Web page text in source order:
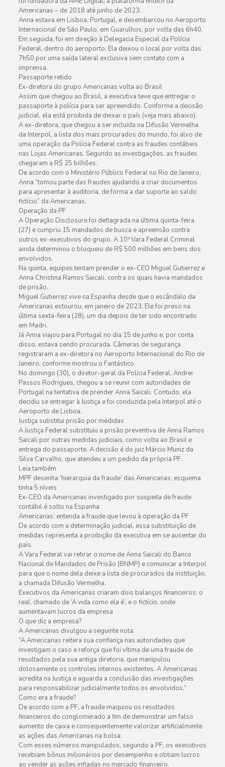
Americanas – de 2018 até junho de 2023.
Anna estava em Lisboa, Portugal, e desembarcou no Aeroporto
Internacional de São Paulo, em Guarulhos, por volta das 6h40.
Em seguida, foi em direção à Delegacia Especial da Polícia
Federal, dentro do aeroporto. Ela deixou o local por volta das
7h50 por uma saída lateral exclusiva sem contato com a
imprensa.
Passaporte retido
Ex-diretora do grupo Americanas volta ao Brasil
Assim que chegou ao Brasil, a executiva teve que entregar o
passaporte à polícia para ser apreendido. Conforme a decisão
judicial, ela está proibida de deixar o país (veja mais abaixo).
A ex-diretora, que chegou a ser incluída na Difusão Vermelha
da Interpol, a lista dos mais procurados do mundo, foi alvo de
uma operação da Polícia Federal contra as fraudes contábeis
nas Lojas Americanas. Segundo as investigações, as fraudes
chegaram a R$ 25 bilhões.
De acordo com o Ministério Público Federal no Rio de Janeiro,
Anna “tomou parte das fraudes ajudando a criar documentos
para apresentar à auditoria, de forma a dar suporte ao saldo
fictício” da Americanas.
Operação da PF
A Operação Disclosure foi deflagrada na última quinta-feira
(27) e cumpriu 15 mandados de busca e apreensão contra
outros ex-executivos do grupo. A 10ª Vara Federal Criminal
ainda determinou o bloqueio de R$ 500 milhões em bens dos
envolvidos.
Na quinta, equipes tentam prender o ex-CEO Miguel Gutierrez e
Anna Christina Ramos Saicali, contra os quais havia mandados
de prisão.
Miguel Gutierrez vive na Espanha desde que o escândalo da
Americanas estourou, em janeiro de 2023. Ele foi preso na
última sexta-feira (28), um dia depois de ter sido encontrado
em Madri.
Já Anna viajou para Portugal no dia 15 de junho e, por conta
disso, estava sendo procurada. Câmeras de segurança
registraram a ex-diretora no Aeroporto Internacional do Rio de
Janeiro, conforme mostrou o Fantástico.
No domingo (30), o diretor-geral da Polícia Federal, Andrei
Passos Rodrigues, chegou a se reunir com autoridades de
Portugal na tentativa de prender Anna Saicali. Contudo, ela
decidiu se entregar à Justiça e foi conduzida pela Interpol até o
Aeroporto de Lisboa.
Justiça substitui prisão por medidas
A Justiça Federal substituiu a prisão preventiva de Anna Ramos
Saicali por outras medidas judiciais, como volta ao Brasil e
entrega do passaporte. A decisão é do juiz Márcio Muniz da
Silva Carvalho, que atendeu a um pedido da própria PF.
Leia também
MPF desenha ‘hierarquia da fraude’ das Americanas; esquema
tinha 5 níveis
Ex-CEO da Americanas investigado por suspeita de fraude
contábil é solto na Espanha
Americanas: entenda a fraude que levou à operação da PF
De acordo com a determinação judicial, essa substituição de
medidas representa a proibição da executiva em se ausentar do
país.
A Vara Federal vai retirar o nome de Anna Saicali do Banco
Nacional de Mandados de Prisão (BNMP) e comunicar a Interpol
para que o nome dela deixe a lista de procurados da instituição,
a chamada Difusão Vermelha.
Executivos da Americanas criaram dois balanços financeiros: o
real, chamado de ‘A vida como ela é’, e o fictício, onde
aumentavam lucros da empresa
O que diz a empresa?
A Americanas divulgou a seguinte nota:
“A Americanas reitera sua confiança nas autoridades que
investigam o caso e reforça que foi vítima de uma fraude de
resultados pela sua antiga diretoria, que manipulou
dolosamente os controles internos existentes. A Americanas
acredita na Justiça e aguarda a conclusão das investigações
para responsabilizar judicialmente todos os envolvidos.”
Como era a fraude?
De acordo com a PF, a fraude maquiou os resultados
financeiros do conglomerado a fim de demonstrar um falso
aumento de caixa e consequentemente valorizar artificialmente
as ações das Americanas na bolsa.
Com esses números manipulados, segundo a PF, os executivos
recebiam bônus milionários por desempenho e obtiam lucros
ao vender as ações infladas no mercado financeiro.